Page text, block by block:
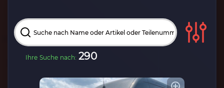
Ihre Suche nach: 290